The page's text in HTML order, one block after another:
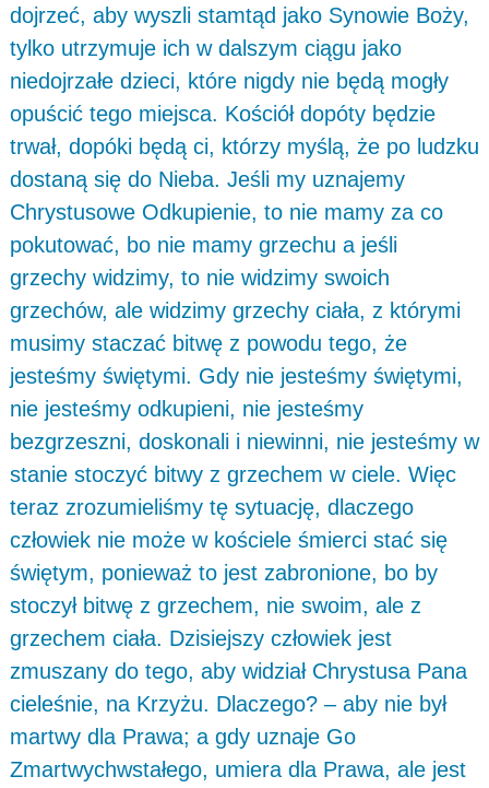
dojrzeć, aby wyszli stamtąd jako Synowie Boży,
tylko utrzymuje ich w dalszym ciągu jako
niedojrzałe dzieci, które nigdy nie będą mogły
opuścić tego miejsca. Kościół dopóty będzie
trwał, dopóki będą ci, którzy myślą, że po ludzku
dostaną się do Nieba. Jeśli my uznajemy
Chrystusowe Odkupienie, to nie mamy za co
pokutować, bo nie mamy grzechu a jeśli
grzechy widzimy, to nie widzimy swoich
grzechów, ale widzimy grzechy ciała, z którymi
musimy staczać bitwę z powodu tego, że
jesteśmy świętymi. Gdy nie jesteśmy świętymi,
nie jesteśmy odkupieni, nie jesteśmy
bezgrzeszni, doskonali i niewinni, nie jesteśmy w
stanie stoczyć bitwy z grzechem w ciele. Więc
teraz zrozumieliśmy tę sytuację, dlaczego
człowiek nie może w kościele śmierci stać się
świętym, ponieważ to jest zabronione, bo by
stoczył bitwę z grzechem, nie swoim, ale z
grzechem ciała. Dzisiejszy człowiek jest
zmuszany do tego, aby widział Chrystusa Pana
cieleśnie, na Krzyżu. Dlaczego? – aby nie był
martwy dla Prawa; a gdy uznaje Go
Zmartwychwstałego, umiera dla Prawa, ale jest